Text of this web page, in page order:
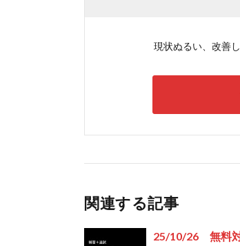
現状ぬるい、改善したい
関連する記事
25/10/26 無料